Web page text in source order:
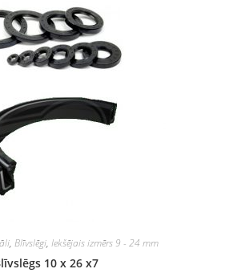
, Blīvslēgi, Iekšējais izmērs 9 - 24 mm
10 x 26 x7